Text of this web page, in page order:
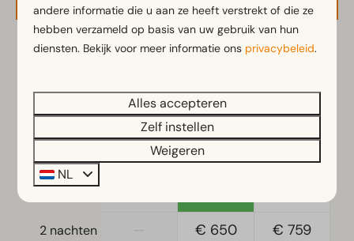
Koffiezetapparaat
Vaatwasser(s)
Waterkoker
Ligging
Vrijstaand
Slaapkamer
Eenpersoonsbed(den): 4
Eenpersoonsdekbedden en kussens
Slaapkamer(s) beneden: 3
2 gasten
28-08-2026 za29-08-2026
27 aug
28 aug
29 aug
2 nachten € 650 € 759
andere informatie die u aan ze heeft verstrekt of die ze
hebben verzameld op basis van uw gebruik van hun
diensten. Bekijk voor meer informatie ons privacybeleid.
Alles accepteren
Zelf instellen
Weigeren
NL